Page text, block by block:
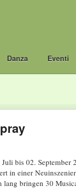
Danza Eventi
bis 02. September
in einer
lang bringen 30